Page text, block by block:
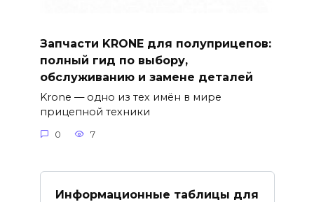
Запчасти KRONE для полуприцепов:
полный гид по выбору,
обслуживанию и замене деталей
Krone — одно из тех имён в мире
прицепной техники
0 7
Информационные таблицы для